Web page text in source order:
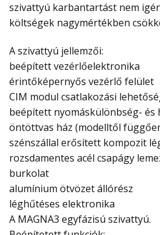
szivattyú karbantartást nem
költségek nagymértékben
A szivattyú jellemzői:
beépített vezérlőelektronika
érintőképernyős vezérlő felület
CIM modul csatlakozási
beépített nyomáskülönbség- és
öntöttvas ház (modelltől
szénszállal erősített kompozit
rozsdamentes acél csapágy
burkolat
alumínium ötvözet állórész
léghűtéses elektronika
A MAGNA3 egyfázisú szivattyú.